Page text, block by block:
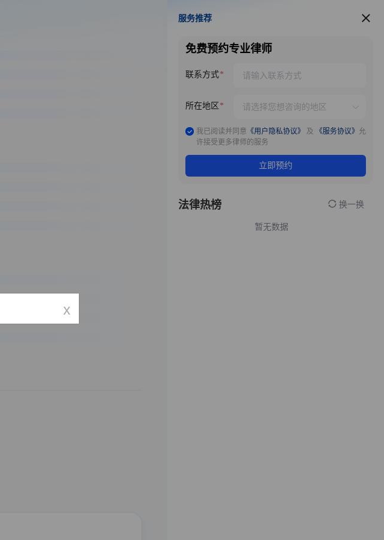
服务推荐
服务推荐
免费预约专业律师
联系方式
所在地区
我已阅读并同意 《用户隐私协议》 及 《服务协议》 允
许接受更多律师的服务
立即预约
法律热榜 换一换
暂无数据
x